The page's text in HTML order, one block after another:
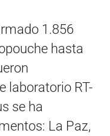
1.856
hasta
laboratorio RT-
se ha
La Paz,